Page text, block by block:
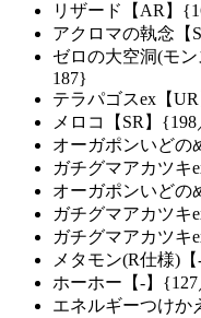
リザード【AR】
アクロマの執念【
ゼロの大空洞(モ
187}
テラパゴスex【
メロコ【SR】{198
オーガポンいどの
ガチグマアカツキ
オーガポンいどの
ガチグマアカツキ
ガチグマアカツキ
メタモン(R仕様)
ホーホー【-】{127
エネルギーつけか